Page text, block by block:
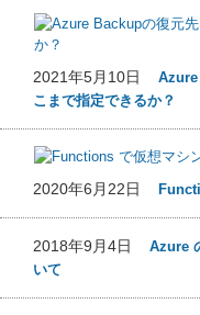
2021年5月10日 Azure
こまで指定できるか？
2020年6月22日
2018年9月4日 Azure
いて